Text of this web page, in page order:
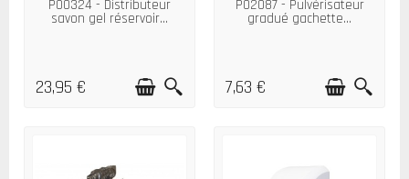
P00324 - Distributeur
savon gel réservoir...
23,95 €
P02087 - Pulvérisateur
gradué gachette...
7,63 €